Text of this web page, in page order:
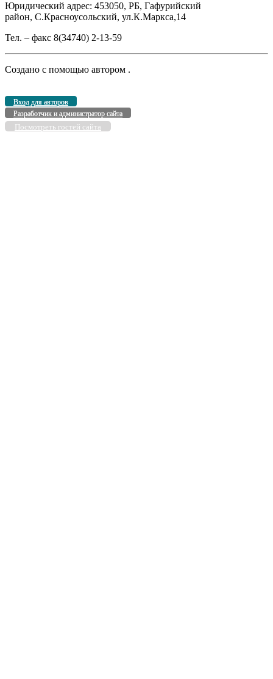
Юридический адрес: 453050, РБ, Гафурийский
район, С.Красноусольский, ул.К.Маркса,14
Тел. – факс 8(34740) 2-13-59
Создано с помощью автором .
Вход для авторов
Разработчик и администратор сайта
Посмотреть гостей сайта